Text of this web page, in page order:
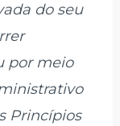
do seu
por meio
Princípios